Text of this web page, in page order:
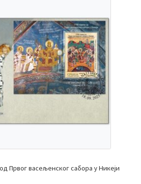
Првог васељенског сабора у Никеји